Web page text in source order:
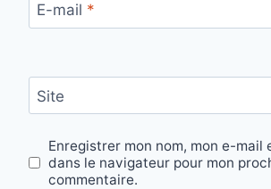
E-mail *
Site
Enregistrer mon nom, mon e-mail
dans le navigateur pour mon
commentaire.